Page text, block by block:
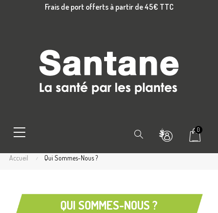
Frais de port offerts à partir de 45€ TTC
Chercher 0
Accueil Qui Sommes-Nous ?
QUI SOMMES-NOUS ?